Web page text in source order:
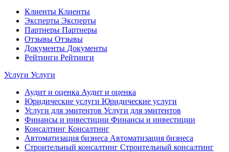
Клиенты Клиенты
Эксперты Эксперты
Партнеры Партнеры
Отзывы Отзывы
Документы Документы
Рейтинги Рейтинги
Услуги Услуги
Аудит и оценка Аудит и оценка
Юридические услуги Юридические услуги
Услуги для эмитентов Услуги для эмитентов
Финансы и инвестиции Финансы и инвестиции
Консалтинг Консалтинг
Автоматизация бизнеса Автоматизация бизнеса
Строительный консалтинг Строительный консалтинг